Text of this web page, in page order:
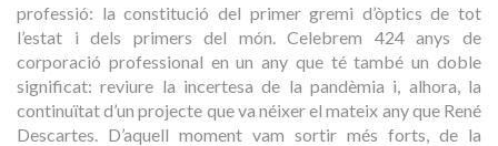
professió: la constitució del primer gremi d’òptics de tot
l’estat i dels primers del món. Celebrem 424 anys de
corporació professional en un any que té també un doble
significat: reviure la incertesa de la pandèmia i, alhora, la
continuïtat d’un projecte que va néixer el mateix any que René
Descartes. D’aquell moment vam sortir més forts, de la